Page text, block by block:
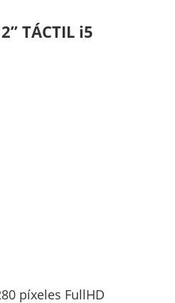
TÁCTIL i5
píxeles FullHD